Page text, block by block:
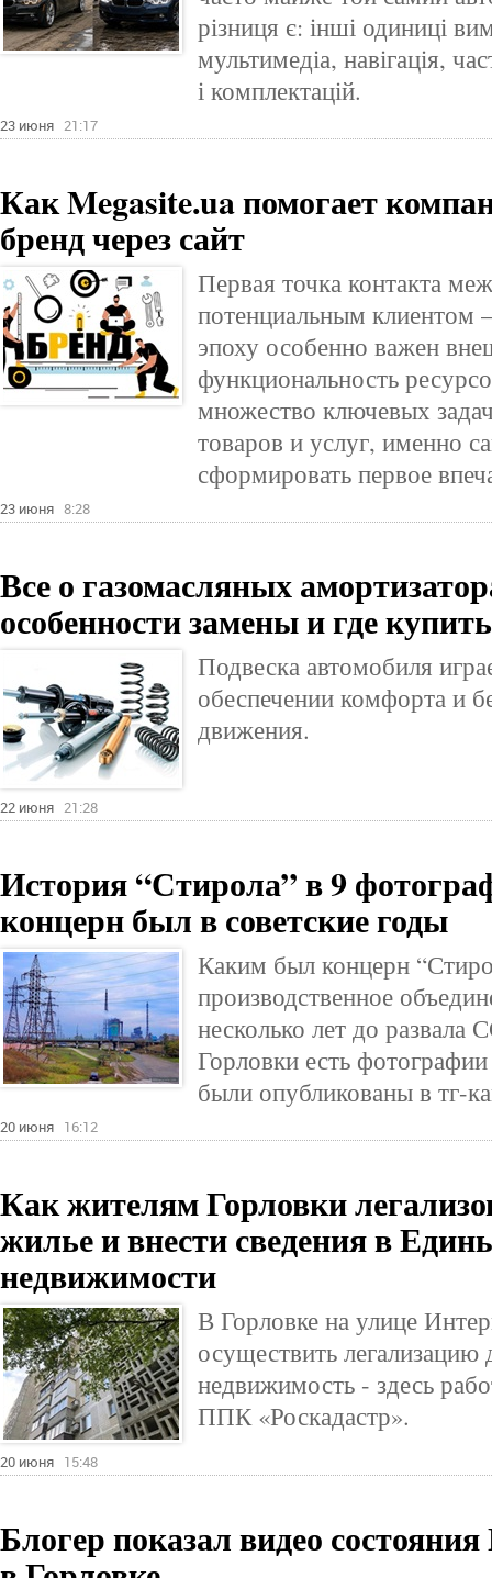
різниця є: інші одиниці
мультимедіа, навігація,
і комплектацій.
23 июня 21:17
Как Megasite.ua помогает
бренд через сайт
Первая точка контакта
потенциальным клиентом
эпоху особенно важен
функциональность
множество ключевых
товаров и услуг, именно
сформировать первое
23 июня 8:28
Все о газомасляных
особенности замены и где
Подвеска автомобиля
обеспечении комфорта и
движения.
22 июня 21:28
История “Стирола” в 9
концерн был в советские годы
Каким был концерн
производственное
несколько лет до
Горловки есть
были опубликованы в тг-
20 июня 16:12
Как жителям Горловки
жилье и внести сведения в
недвижимости
В Горловке на улице
осуществить легализацию
недвижимость - здесь
ППК «Роскадастр».
20 июня 15:48
Блогер показал видео